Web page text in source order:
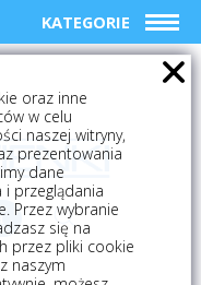
KATEGORIE
oraz inne
w celu
naszej witryny,
prezentowania
dane
i przeglądania
Przez wybranie
się na
przez pliki cookie
naszym